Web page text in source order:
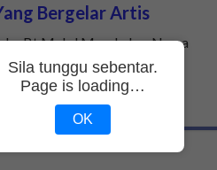
Bergelar Artis
Bt Mohd Manshahar Nama
Sila tunggu sebentar.
Page is loading…
OK